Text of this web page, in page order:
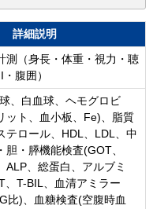
詳細説明
測（身長・体重・視力・聴
腹囲）
、白血球、ヘモグロビ
ット、血小板、Fe)、脂質
テロール、HDL、LDL、中
胆・膵機能検査(GOT、
ALP、総蛋白、アルブミ
、T-BIL、血清アミラー
比)、血糖検査(空腹時血